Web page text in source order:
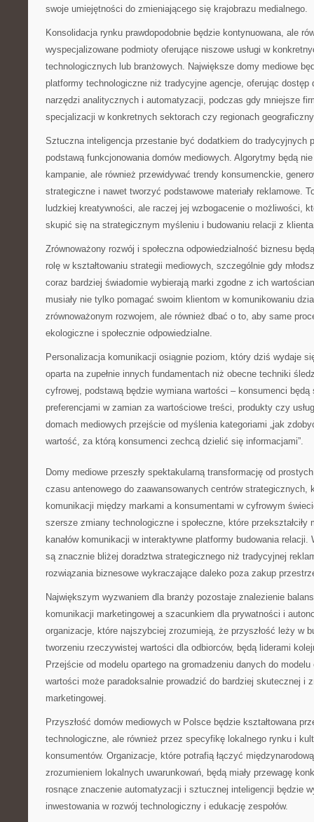
swoje umiejętności do zmieniającego się krajobrazu medialnego.
Konsolidacja rynku prawdopodobnie będzie kontynuowana, ale
wyspecjalizowane podmioty oferujące niszowe usługi w
technologicznych lub branżowych. Największe domy mediowe
platformy technologiczne niż tradycyjne agencje, oferując dostęp
narzędzi analitycznych i automatyzacji, podczas gdy mniejsze
specjalizacji w konkretnych sektorach czy regionach
Sztuczna inteligencja przestanie być dodatkiem do tradycyjnych
podstawą funkcjonowania domów mediowych. Algorytmy będą
kampanie, ale również przewidywać trendy konsumenckie,
strategiczne i nawet tworzyć podstawowe materiały reklamowe.
ludzkiej kreatywności, ale raczej jej wzbogacenie o możliwości,
skupić się na strategicznym myśleniu i budowaniu relacji z
Zrównoważony rozwój i społeczna odpowiedzialność biznesu
rolę w kształtowaniu strategii mediowych, szczególnie gdy
coraz bardziej świadomie wybierają marki zgodne z ich
musiały nie tylko pomagać swoim klientom w komunikowaniu
zrównoważonym rozwojem, ale również dbać o to, aby same
ekologiczne i społecznie odpowiedzialne.
Personalizacja komunikacji osiągnie poziom, który dziś wydaje
oparta na zupełnie innych fundamentach niż obecne techniki
cyfrowej, podstawą będzie wymiana wartości – konsumenci
preferencjami w zamian za wartościowe treści, produkty czy
domach mediowych przejście od myślenia kategoriami „jak
wartość, za którą konsumenci zechcą dzielić się informacjami”.
Domy mediowe przeszły spektakularną transformację od
czasu antenowego do zaawansowanych centrów strategicznych,
komunikacji między markami a konsumentami w cyfrowym
szersze zmiany technologiczne i społeczne, które przekształciły
kanałów komunikacji w interaktywne platformy budowania relacji.
są znacznie bliżej doradztwa strategicznego niż tradycyjnej
rozwiązania biznesowe wykraczające daleko poza zakup
Największym wyzwaniem dla branży pozostaje znalezienie
komunikacji marketingowej a szacunkiem dla prywatności i
organizacje, które najszybciej zrozumieją, że przyszłość leży w
tworzeniu rzeczywistej wartości dla odbiorców, będą liderami
Przejście od modelu opartego na gromadzeniu danych do
wartości może paradoksalnie prowadzić do bardziej skutecznej i
marketingowej.
Przyszłość domów mediowych w Polsce będzie kształtowana
technologiczne, ale również przez specyfikę lokalnego rynku i
konsumentów. Organizacje, które potrafią łączyć
zrozumieniem lokalnych uwarunkowań, będą miały przewagę
rosnące znaczenie automatyzacji i sztucznej inteligencji będzie
inwestowania w rozwój technologiczny i edukację zespołów.